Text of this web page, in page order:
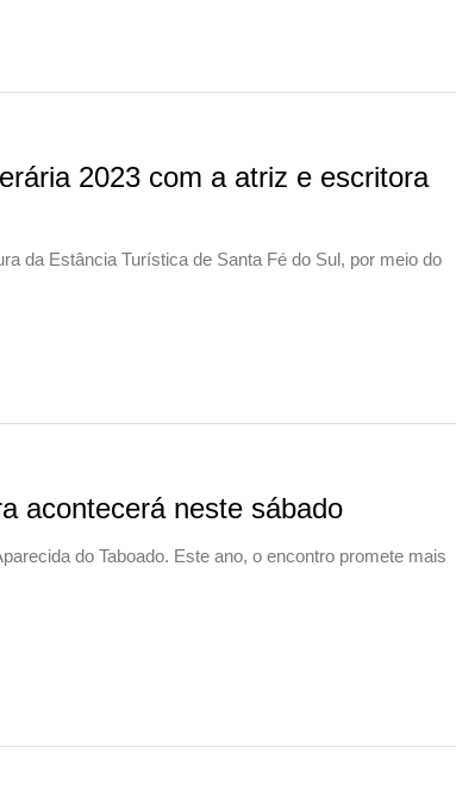
2023 com a atriz e escritora
da Estância Turística de Santa Fé do Sul, por meio do
acontecerá neste sábado
do Taboado. Este ano, o encontro promete mais